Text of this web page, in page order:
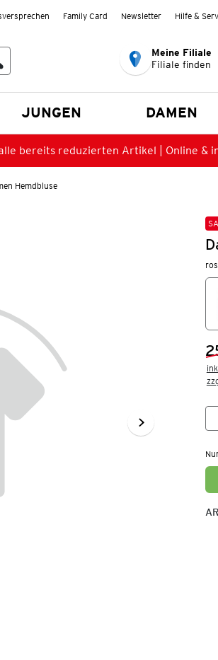
Family Card Newsletter Hilfe &
Meine Filiale
Filiale finden
JUNGEN DAMEN
bereits reduzierten Artikel | Online &
Hemdbluse